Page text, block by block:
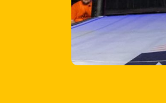
et
AEW
juillet